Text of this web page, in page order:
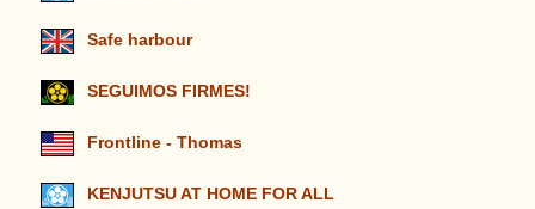
Safe harbour
SEGUIMOS FIRMES!
Frontline - Thomas
KENJUTSU AT HOME FOR ALL